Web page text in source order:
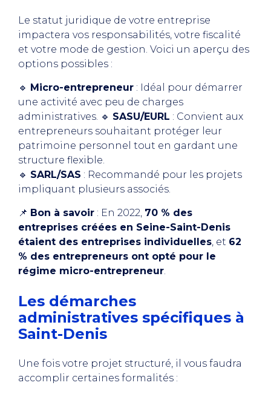
Le statut juridique de votre entreprise
impactera vos responsabilités, votre fiscalité
et votre mode de gestion. Voici un aperçu des
options possibles :
🔹 Micro-entrepreneur : Idéal pour démarrer
une activité avec peu de charges
administratives. 🔹 SASU/EURL : Convient aux
entrepreneurs souhaitant protéger leur
patrimoine personnel tout en gardant une
structure flexible.
🔹 SARL/SAS : Recommandé pour les projets
impliquant plusieurs associés.
📌 Bon à savoir : En 2022, 70 % des
entreprises créées en Seine-Saint-Denis
étaient des entreprises individuelles, et 62
% des entrepreneurs ont opté pour le
régime micro-entrepreneur.
Les démarches
administratives spécifiques à
Saint-Denis
Une fois votre projet structuré, il vous faudra
accomplir certaines formalités :